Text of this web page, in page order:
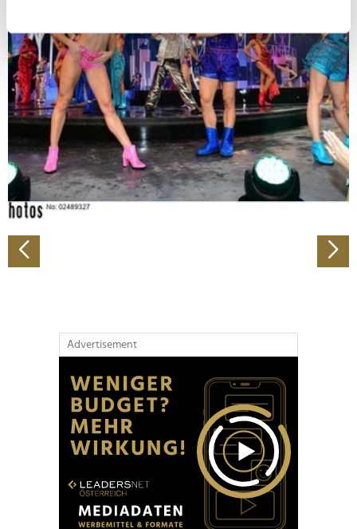
bestimmten Merkmalen (Fingerprinting) identifizieren
Erfahren Sie mehr darüber, wie Ihre persönlichen Daten
verarbeitet werden, und legen Sie Ihre Präferenzen im
Abschnitt Einzelheitenfest.
Wir verwenden Cookies, um Inhalte und Anzeigen zu
personalisieren, Funktionen für soziale Medien anbieten
zu können und die Zugriffe auf unsere Website zu
analysieren. Außerdem geben wir Informationen zu Ihrer
soziale Medien, Werbung und Analysen weiter. Unsere
Partner führen diese Informationen möglicherweise mit
Advertisement